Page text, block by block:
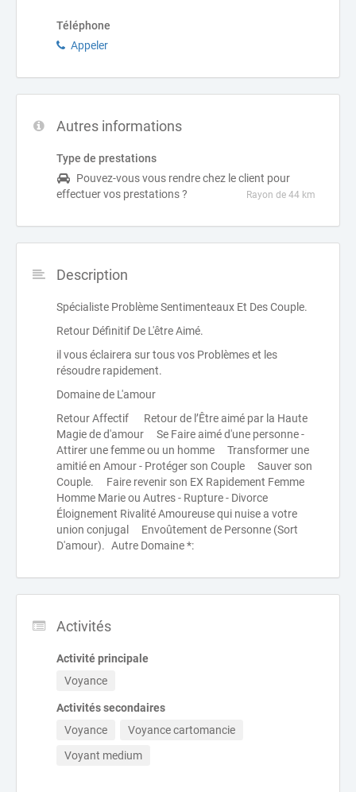
Téléphone
Appeler
Autres informations
Type de prestations
Pouvez-vous vous rendre chez le client pour
effectuer vos prestations ?
Rayon de 44 km
Description
Spécialiste Problème Sentimenteaux Et Des Couple.
Retour Définitif De L'être Aimé.
il vous éclairera sur tous vos Problèmes et les
résoudre rapidement.
Domaine de L'amour
Retour Affectif Retour de l’Être aimé par la Haute
Magie de d'amour Se Faire aimé d'une personne -
Attirer une femme ou un homme Transformer une
amitié en Amour - Protéger son Couple Sauver son
Couple. Faire revenir son EX Rapidement Femme
Homme Marie ou Autres - Rupture - Divorce
Éloignement Rivalité Amoureuse qui nuise a votre
union conjugal Envoûtement de Personne (Sort
D'amour). Autre Domaine *:
Activités
Activité principale
Voyance
Activités secondaires
Voyance
Voyance cartomancie
Voyant medium